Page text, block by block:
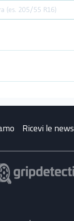
Ricevi le news